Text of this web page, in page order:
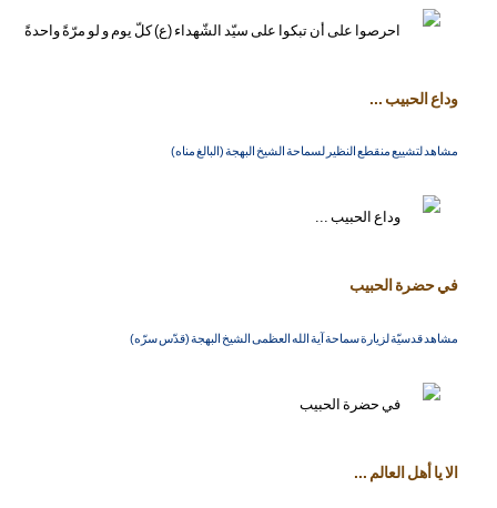
وداع الحبيب ...
مشاهد لتشييع منقطع النظير لسماحة الشيخ البهجة (البالغ مناه)
في حضرة الحبيب
مشاهد قدسيّة لزيارة سماحة آية الله العظمى الشيخ البهجة (قدّس سرّه)
الا يا أهل العالم ...